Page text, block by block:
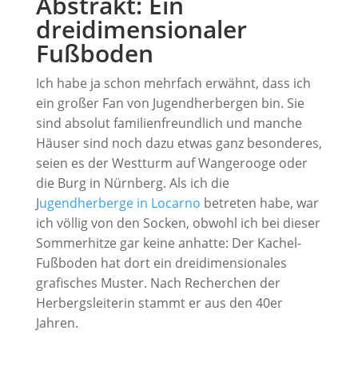
dreidimensionaler
Fußboden
Ich habe ja schon mehrfach erwähnt, dass ich
ein großer Fan von Jugendherbergen bin. Sie
sind absolut familienfreundlich und manche
Häuser sind noch dazu etwas ganz besonderes,
seien es der Westturm auf Wangerooge oder
die Burg in Nürnberg. Als ich die
Jugendherberge in Locarno betreten habe, war
ich völlig von den Socken, obwohl ich bei dieser
Sommerhitze gar keine anhatte: Der Kachel-
Fußboden hat dort ein dreidimensionales
grafisches Muster. Nach Recherchen der
Herbergsleiterin stammt er aus den 40er
Jahren.